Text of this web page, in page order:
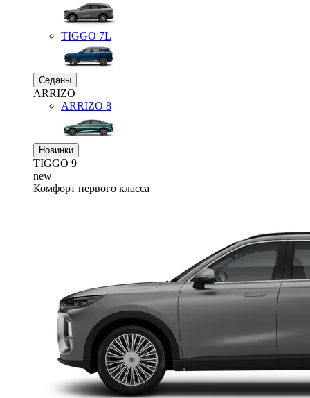
TIGGO 7L
Седаны
ARRIZO
ARRIZO 8
Новинки
TIGGO 9
new
Комфорт первого класса